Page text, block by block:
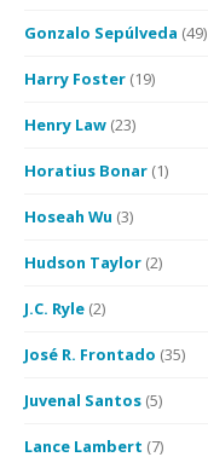
Gonzalo Sepúlveda (49)
Harry Foster (19)
Henry Law (23)
Horatius Bonar (1)
Hoseah Wu (3)
Hudson Taylor (2)
J.C. Ryle (2)
José R. Frontado (35)
Juvenal Santos (5)
Lance Lambert (7)